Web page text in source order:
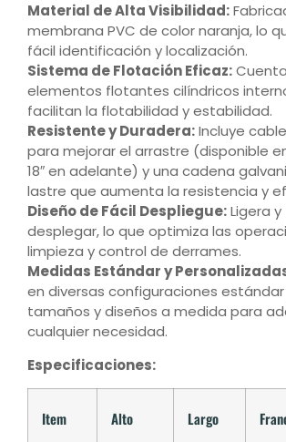
Material de Alta Visibilidad:
membrana PVC de color naranja, lo
fácil identificación y localización.
Sistema de Flotación Eficaz:
elementos flotantes cilíndricos
facilitan la flotabilidad y estabilidad.
Resistente y Duradera:Incluye
para mejorar el arrastre (disponible
18″ en adelante) y una cadena
lastre que aumenta la resistencia y
Diseño de Fácil Despliegue:Ligera
desplegar, lo que optimiza las
limpieza y control de derrames.
Medidas Estándar y
en diversas configuraciones
tamaños y diseños a medida para
cualquier necesidad.
Especificaciones:
Item Alto Largo